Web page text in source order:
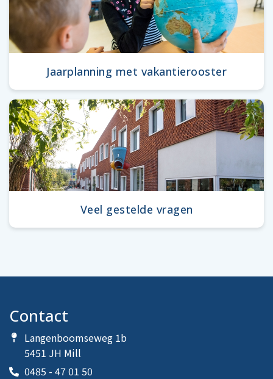
Jaarplanning met vakantierooster
Veel gestelde vragen
Contact
Langenboomseweg 1b
5451 JH Mill
0485 - 47 01 50